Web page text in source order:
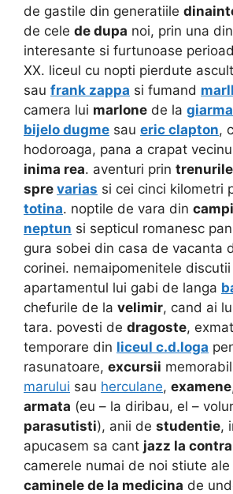
de gastile din generatiile
de cele de dupa noi, prin una
interesante si furtunoase
XX. liceul cu nopti pierdute
sau frank zappa si fumand
camera lui marlone de la
bijelo dugme sau eric clapton,
hodoroaga, pana a crapat
inima rea. aventuri prin
spre varias si cei cinci kilometri
totina. noptile de vara din
neptun si septicul romanesc
gura sobei din casa de vacanta
corinei. nemaipomenitele
apartamentul lui gabi de langa
chefurile de la velimir, cand ai
tara. povesti de dragoste,
temporare din liceul c.d.loga
rasunatoare, excursii
marului sau herculane, examene
armata (eu – la diribau, el –
parasutisti), anii de studentie,
apucasem sa cant jazz la
camerele numai de noi stiute
caminele de la medicina de